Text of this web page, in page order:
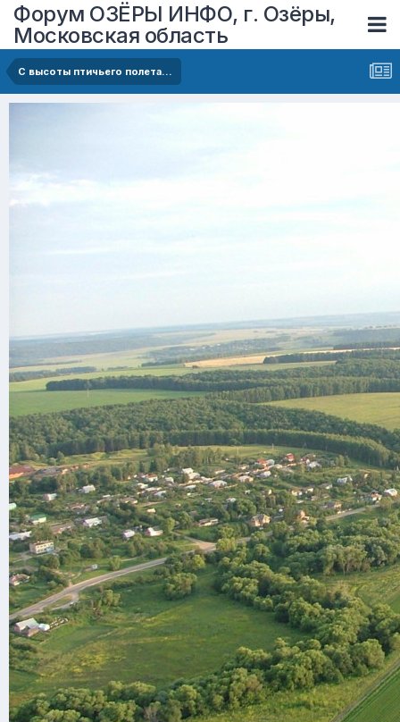
Форум ОЗЁРЫ ИНФО, г. Озёры,
Московская область
C высоты птичьего полета...